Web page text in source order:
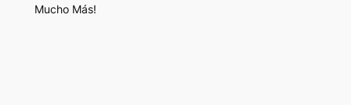
Mucho Más!